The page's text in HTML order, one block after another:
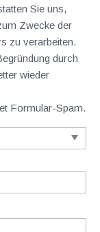
Sie uns,
Zwecke der
zu verarbeiten.
durch
wieder
Formular-Spam.